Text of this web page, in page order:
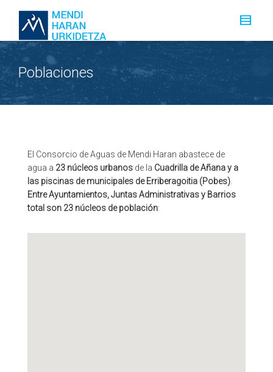
Poblaciones
El Consorcio de Aguas de Mendi Haran abastece de
agua a 23 núcleos urbanos de la Cuadrilla de Añana y a
las piscinas de municipales de Erriberagoitia (Pobes)
Entre Ayuntamientos, Juntas Administrativas y Barrios
total son 23 núcleos de población: